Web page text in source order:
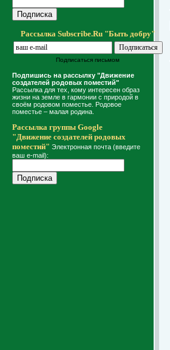
Рассылка Subscribe.Ru "Быть добру"
Подписаться письмом
Подпишись на рассылку "Движение
создателей родовых поместий"
Рассылка для тех, кому интересен образ
жизни на земле в гармонии с природой в
своём родовом поместье. Родовое
поместье – малая родина.
Рассылка группы Google
"Движение создателей родовых
поместий" Электронная почта (введите
ваш e-mail):